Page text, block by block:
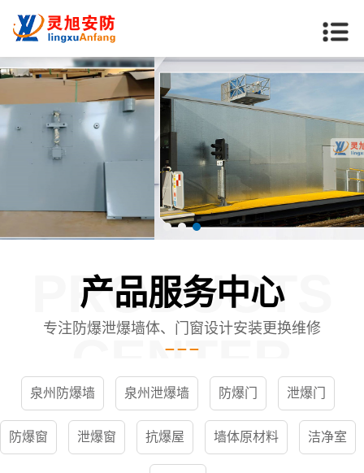
产品服务中心
PRODUCTS
CENTER
专注防爆泄爆墙体、门窗设计安装更换维修
泉州防爆墙 泉州泄爆墙 防爆门 泄爆门
防爆窗 泄爆窗 抗爆屋 墙体原材料 洁净室